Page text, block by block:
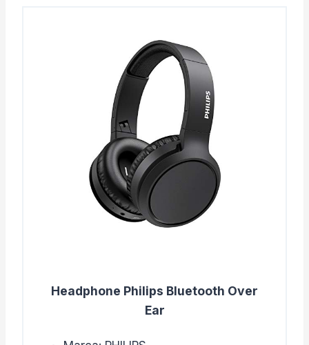
Headphone Philips Bluetooth Over
Ear